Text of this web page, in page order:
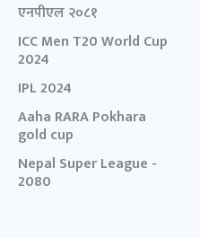
एनपीएल २०८१
ICC Men T20 World Cup
2024
IPL 2024
Aaha RARA Pokhara
gold cup
Nepal Super League -
2080